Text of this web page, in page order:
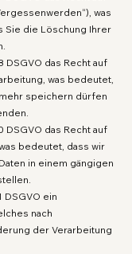
was
Sie die Löschung Ihrer
DSGVO das Recht auf
was bedeutet,
speichern dürfen
DSGVO das Recht auf
bedeutet, dass wir
in einem gängigen
DSGVO ein
nach
der Verarbeitung